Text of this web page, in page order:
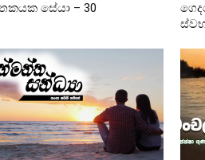
සේයා – 30